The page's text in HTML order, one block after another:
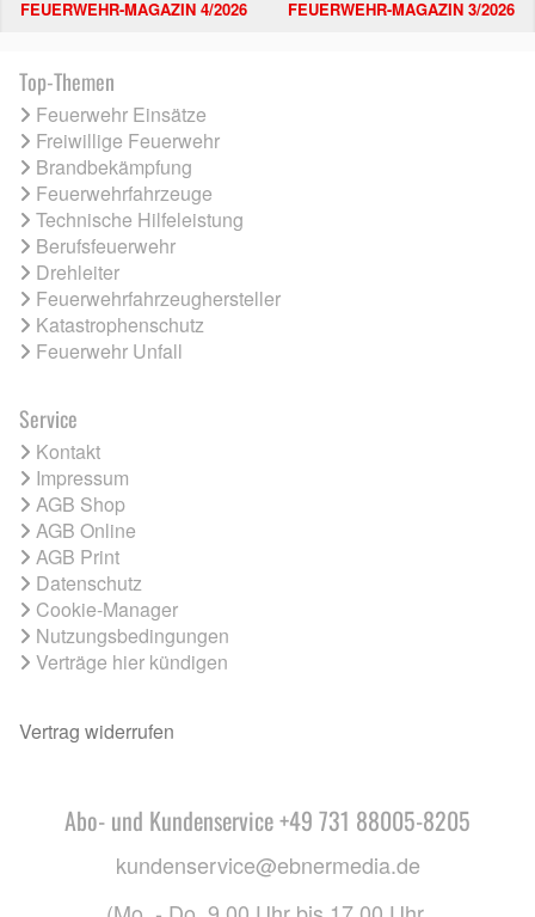
FEUERWEHR-MAGAZIN 4/2026 FEUERWEHR-MAGAZIN 3/2026
Top-Themen
Feuerwehr Einsätze
Freiwillige Feuerwehr
Brandbekämpfung
Feuerwehrfahrzeuge
Technische Hilfeleistung
Berufsfeuerwehr
Drehleiter
Feuerwehrfahrzeughersteller
Katastrophenschutz
Feuerwehr Unfall
Service
Kontakt
Impressum
AGB Shop
AGB Online
AGB Print
Datenschutz
Cookie-Manager
Nutzungsbedingungen
Verträge hier kündigen
Vertrag widerrufen
Abo- und Kundenservice +49 731 88005-8205
kundenservice@ebnermedia.de